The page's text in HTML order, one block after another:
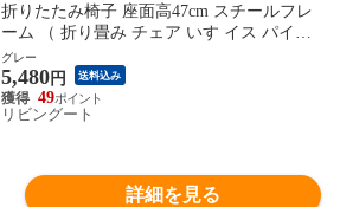
折りたたみ椅子 座面高47cm スチールフレ
ーム （ 折り畳み チェア いす イス パイプ
椅子 デスクチェア ロータイプ 完成品 コン
パクト 背もたれ おしゃれ ） 【グレー】
グレー
5,480円 送料込み
49
リビングート
詳細を見る